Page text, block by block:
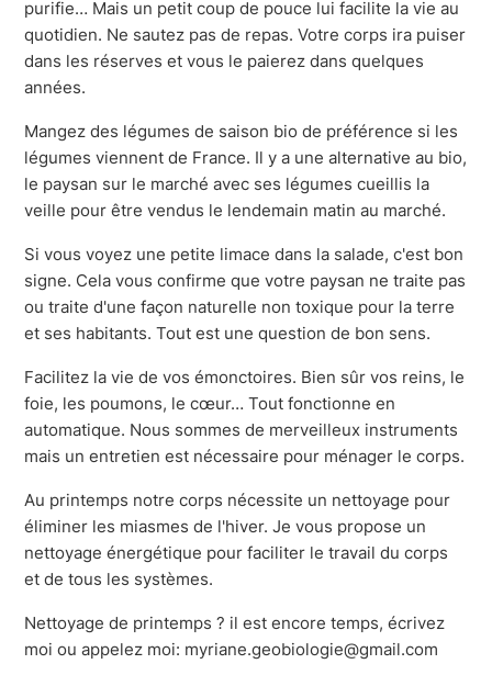
purifie… Mais un petit coup de pouce lui facilite la vie au
quotidien. Ne sautez pas de repas. Votre corps ira puiser
dans les réserves et vous le paierez dans quelques
années.
Mangez des légumes de saison bio de préférence si les
légumes viennent de France. Il y a une alternative au bio,
le paysan sur le marché avec ses légumes cueillis la
veille pour être vendus le lendemain matin au marché.
Si vous voyez une petite limace dans la salade, c'est bon
signe. Cela vous confirme que votre paysan ne traite pas
ou traite d'une façon naturelle non toxique pour la terre
et ses habitants. Tout est une question de bon sens.
Facilitez la vie de vos émonctoires. Bien sûr vos reins, le
foie, les poumons, le cœur… Tout fonctionne en
automatique. Nous sommes de merveilleux instruments
mais un entretien est nécessaire pour ménager le corps.
Au printemps notre corps nécessite un nettoyage pour
éliminer les miasmes de l'hiver. Je vous propose un
nettoyage énergétique pour faciliter le travail du corps
et de tous les systèmes.
Nettoyage de printemps ? il est encore temps, écrivez
moi ou appelez moi: myriane.geobiologie@gmail.com